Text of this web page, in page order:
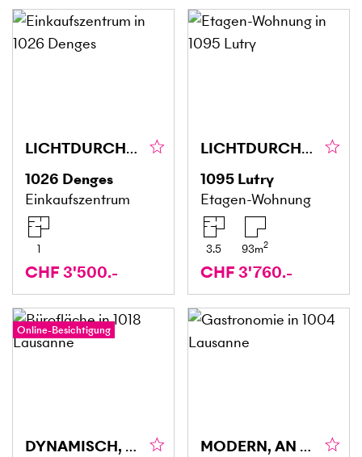
LICHTDURCHFLUTET UND MODERN
1026 Denges
Einkaufszentrum
1
CHF 3'500.-
LICHTDURCHFLUTET MIT SEEBLICK
1095 Lutry
Etagen-Wohnung
3.5 93m2
CHF 3'760.-
Online-Besichtigung
DYNAMISCH, KOMFORTABEL & ZENTRAL
MODERN, AN ZENTRALER LAGE